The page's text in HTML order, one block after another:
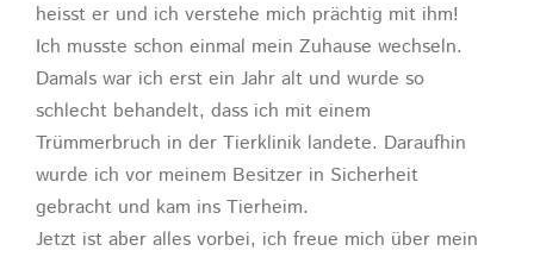
heisst er und ich verstehe mich prächtig mit ihm!
Ich musste schon einmal mein Zuhause wechseln.
Damals war ich erst ein Jahr alt und wurde so
schlecht behandelt, dass ich mit einem
Trümmerbruch in der Tierklinik landete. Daraufhin
wurde ich vor meinem Besitzer in Sicherheit
gebracht und kam ins Tierheim.
Jetzt ist aber alles vorbei, ich freue mich über mein